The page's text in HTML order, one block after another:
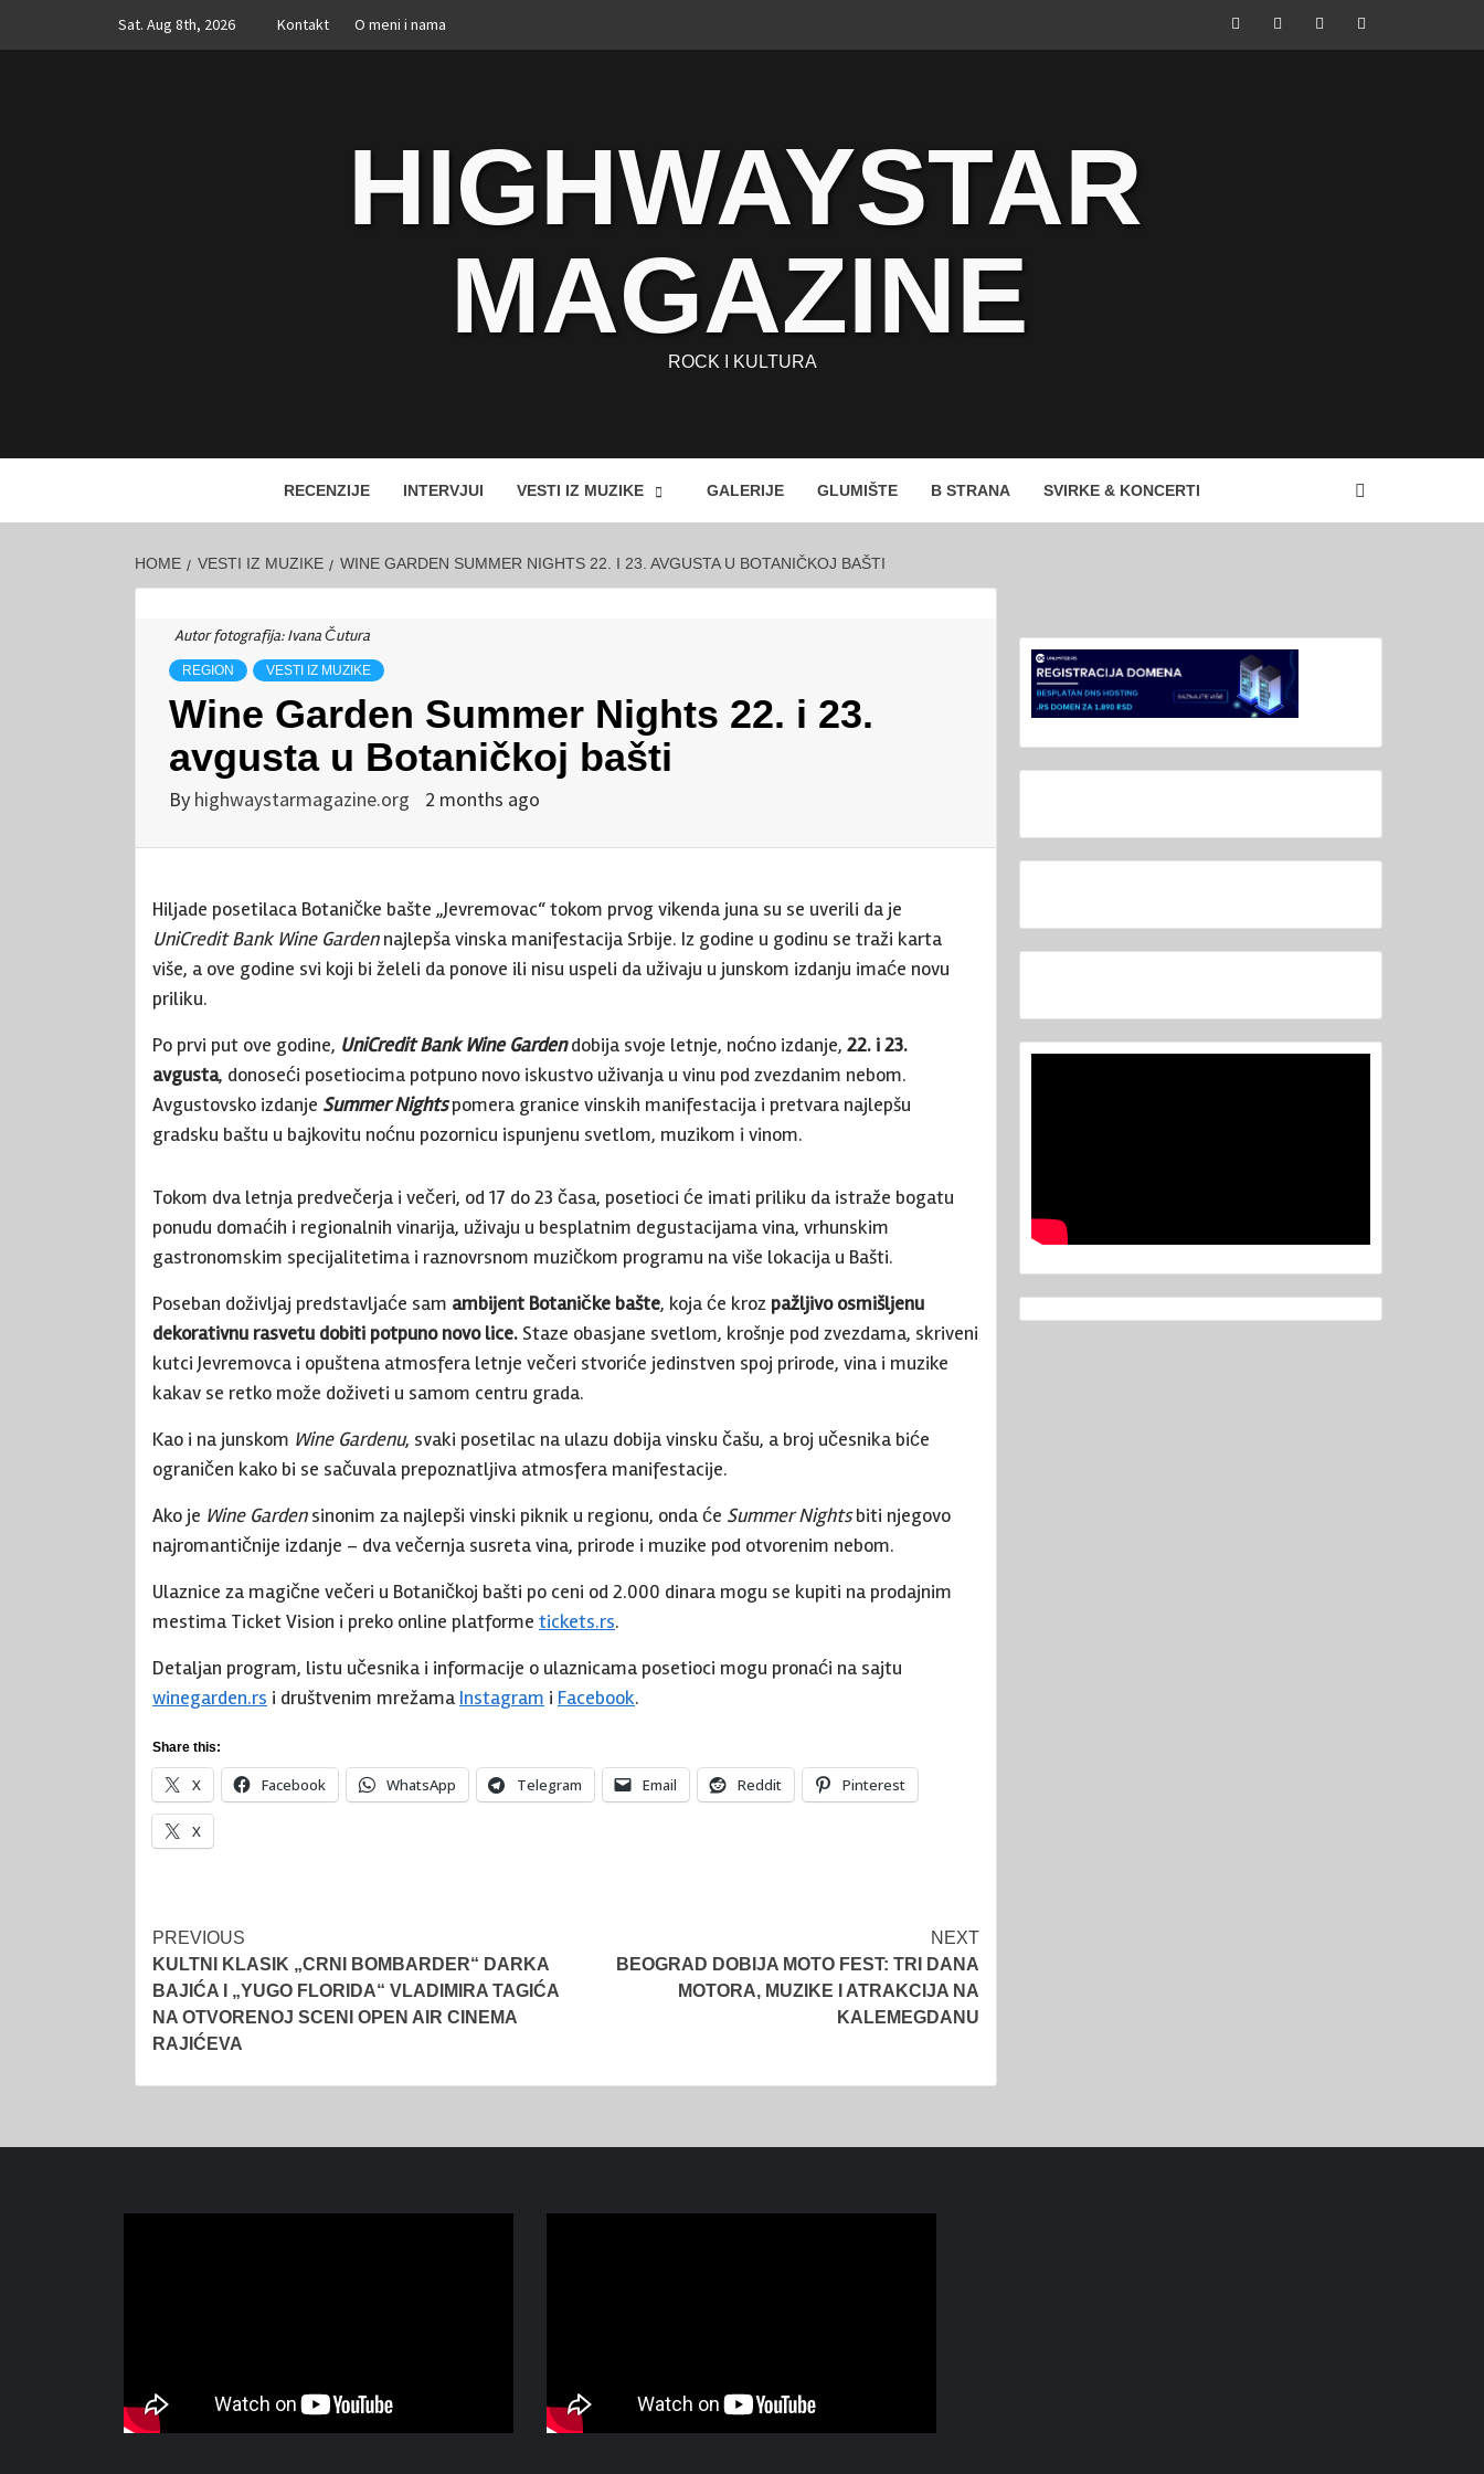
Sat. Aug 8th, 2026 Kontakt O meni i nama FacebookInstagramYoutubeTik
HIGHWAYSTAR
MAGAZINE
ROCK I KULTURA
RECENZIJE INTERVJUI VESTI IZ MUZIKE GALERIJE GLUMIŠTE B STRANA SVIRKE & KONCERTI
HOME VESTI IZ MUZIKE WINE GARDEN SUMMER NIGHTS 22. I 23. AVGUSTA U BOTANIČKOJ BAŠTI
Autor fotografija: Ivana Čutura
REGION VESTI IZ MUZIKE
Wine Garden Summer Nights 22. i 23.
avgusta u Botaničkoj bašti
By highwaystarmagazine.org 2 months ago
Hiljade posetilaca Botaničke bašte „Jevremovac“ tokom prvog vikenda juna su se uverili da je
UniCredit Bank Wine Gardennajlepša vinska manifestacija Srbije. Iz godine u godinu se traži karta
više, a ove godine svi koji bi želeli da ponove ili nisu uspeli da uživaju u junskom izdanju imaće novu
priliku.
Po prvi put ove godine, UniCredit Bank Wine Gardendobija svoje letnje, noćno izdanje, 22. i 23.
avgusta, donoseći posetiocima potpuno novo iskustvo uživanja u vinu pod zvezdanim nebom.
Avgustovsko izdanje Summer Nightspomera granice vinskih manifestacija i pretvara najlepšu
gradsku baštu u bajkovitu noćnu pozornicu ispunjenu svetlom, muzikom i vinom.
Tokom dva letnja predvečerja i večeri, od 17 do 23 časa, posetioci će imati priliku da istraže bogatu
ponudu domaćih i regionalnih vinarija, uživaju u besplatnim degustacijama vina, vrhunskim
gastronomskim specijalitetima i raznovrsnom muzičkom programu na više lokacija u Bašti.
Poseban doživljaj predstavljaće sam ambijent Botaničke bašte, koja će kroz pažljivo osmišljenu
dekorativnu rasvetu dobiti potpuno novo lice.Staze obasjane svetlom, krošnje pod zvezdama, skriveni
kutci Jevremovca i opuštena atmosfera letnje večeri stvoriće jedinstven spoj prirode, vina i muzike
kakav se retko može doživeti u samom centru grada.
Kao i na junskom Wine Gardenu, svaki posetilac na ulazu dobija vinsku čašu, a broj učesnika biće
ograničen kako bi se sačuvala prepoznatljiva atmosfera manifestacije.
Ako je Wine Gardensinonim za najlepši vinski piknik u regionu, onda će Summer Nightsbiti njegovo
najromantičnije izdanje – dva večernja susreta vina, prirode i muzike pod otvorenim nebom.
Ulaznice za magične večeri u Botaničkoj bašti po ceni od 2.000 dinara mogu se kupiti na prodajnim
mestima Ticket Vision i preko online platforme tickets.rs.
Detaljan program, listu učesnika i informacije o ulaznicama posetioci mogu pronaći na sajtu
winegarden.rs i društvenim mrežama Instagram i Facebook.
Share this:
X Facebook WhatsApp Telegram Email Reddit Pinterest
X
Post
navigation
PREVIOUS
KULTNI KLASIK „CRNI BOMBARDER“ DARKA
BAJIĆA I „YUGO FLORIDA“ VLADIMIRA TAGIĆA
NA OTVORENOJ SCENI OPEN AIR CINEMA
RAJIĆEVA
NEXT
BEOGRAD DOBIJA MOTO FEST: TRI DANA
MOTORA, MUZIKE I ATRAKCIJA NA
KALEMEGDANU